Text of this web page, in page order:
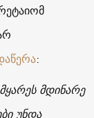
:
მდინარე
უნდა